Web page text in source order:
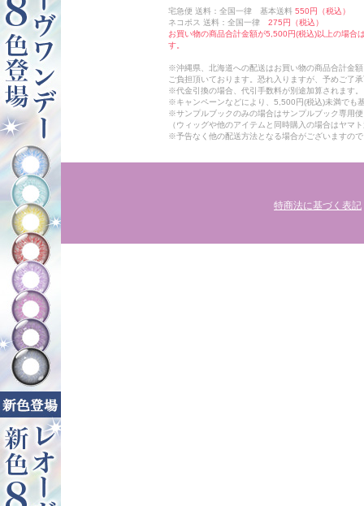
宅急便 送料：全国一律 基本送料 550円（税込）
ネコポス 送料：全国一律 275円（税込）
お買い物の商品合計金額が5,500円(税込)以上の場合
す。
※沖縄県、北海道への配送はお買い物の商品合計金
ご負担頂いております。恐れ入りますが、予めご了
※代金引換の場合、代引手数料が別途加算されます。
※キャンペーンなどにより、5,500円(税込)未満でも
※サンプルブックのみの場合はサンプルブック専用
（ウィッグや他のアイテムと同時購入の場合はヤマ
※予告なく他の配送方法となる場合がございますの
特商法に基づく表記